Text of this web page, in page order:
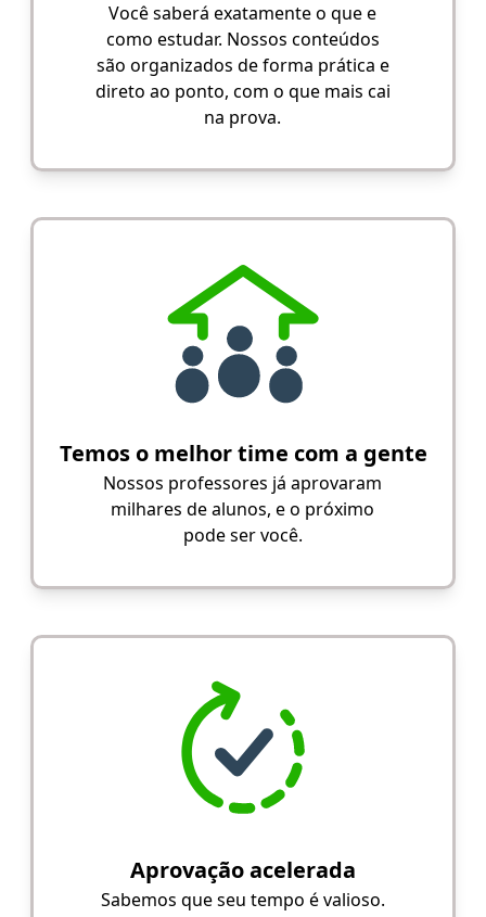
Você saberá exatamente o que e
como estudar. Nossos conteúdos
são organizados de forma prática e
direto ao ponto, com o que mais cai
na prova.
Temos o melhor time com a gente
Nossos professores já aprovaram
milhares de alunos, e o próximo
pode ser você.
Aprovação acelerada
Sabemos que seu tempo é valioso.